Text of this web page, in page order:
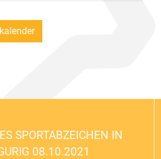
SPORTABZEICHEN IN
08.10.2021